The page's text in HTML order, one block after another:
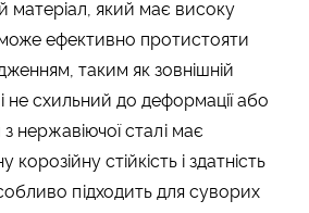
матеріал, який має високу
може ефективно протистояти
таким як зовнішній
не схильний до деформації або
нержавіючої сталі має
стійкість і здатність
підходить для суворих